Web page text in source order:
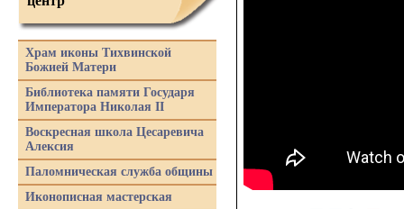
Храм иконы Тихвинской
Божией Матери
Библиотека памяти Государя
Императора Николая II
Воскресная школа Цесаревича
Алексия
Паломническая служба общины
Иконописная мастерская